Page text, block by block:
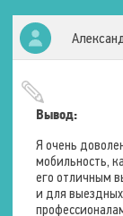
ложа
Способ
секций
Подголовник
Подлокотники
Колесная база
Вывод:
Я очень
мобильность,
его отличным
и для